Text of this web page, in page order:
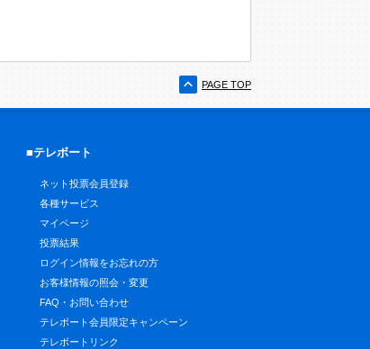
PAGE TOP
■テレボート
ネット投票会員登録
各種サービス
マイページ
投票結果
ログイン情報をお忘れの方
お客様情報の照会・変更
FAQ・お問い合わせ
テレボート会員限定キャンペーン
テレボートリンク